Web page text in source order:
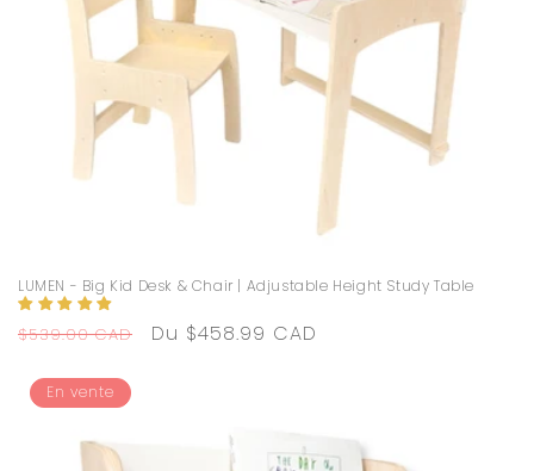
LUMEN - Big Kid Desk & Chair | Adjustable Height Study Table
Prix
$539.00 CAD
Prix
Du $458.99 CAD
En vente